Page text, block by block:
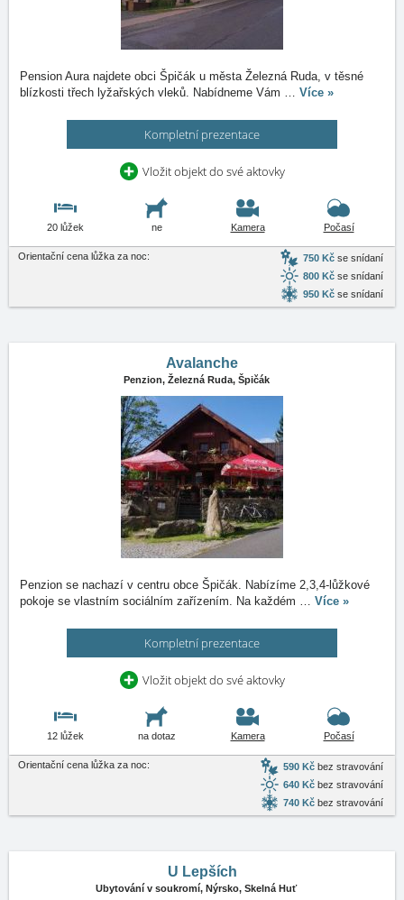
Pension Aura najdete obci Špičák u města Železná Ruda, v těsné
blízkosti třech lyžařských vleků. Nabídneme Vám … Více »
Kompletní prezentace
Vložit objekt do své aktovky
20 lůžek ne Kamera Počasí
Orientační cena lůžka za noc: 750 Kč se snídaní
800 Kč se snídaní
950 Kč se snídaní
Avalanche
Penzion, Železná Ruda, Špičák
Penzion se nachazí v centru obce Špičák. Nabízíme 2,3,4-lůžkové
pokoje se vlastním sociálním zařízením. Na každém … Více »
Kompletní prezentace
Vložit objekt do své aktovky
12 lůžek na dotaz Kamera Počasí
Orientační cena lůžka za noc: 590 Kč bez stravování
640 Kč bez stravování
740 Kč bez stravování
U Lepších
Ubytování v soukromí, Nýrsko, Skelná Huť